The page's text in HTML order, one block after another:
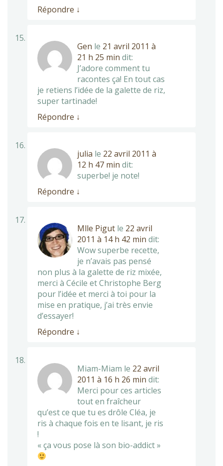
Répondre ↓
Gen le 21 avril 2011 à
21 h 25 min dit:
J’adore comment tu
racontes ça! En tout cas
je retiens l’idée de la galette de riz,
super tartinade!
Répondre ↓
julia le 22 avril 2011 à
12 h 47 min dit:
superbe! je note!
Répondre ↓
Mlle Pigut le 22 avril
2011 à 14 h 42 min dit:
Wow superbe recette,
je n’avais pas pensé
non plus à la galette de riz mixée,
merci à Cécile et Christophe Berg
pour l’idée et merci à toi pour la
mise en pratique, j’ai très envie
d’essayer!
Répondre ↓
Miam-Miam le 22 avril
2011 à 16 h 26 min dit:
Merci pour ces articles
tout en fraîcheur
qu’est ce que tu es drôle Cléa, je
ris à chaque fois en te lisant, je ris
!
« ça vous pose là son bio-addict »